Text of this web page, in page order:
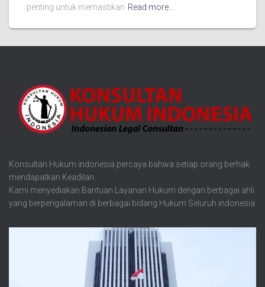
penting untuk memastikan Read more…
Konsultan Hukum indonesia percaya bahwa setiap orang berhak
mendapatkan Keadilan.
Kami menyediakan Bantuan Layanan Hukum dengan berbagai ahli
yang berpengalaman di berbagai bidang Hukum Seluruh indonesia